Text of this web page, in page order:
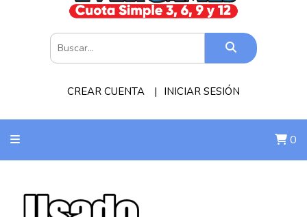
CREAR CUENTA INICIAR SESIÓN
0